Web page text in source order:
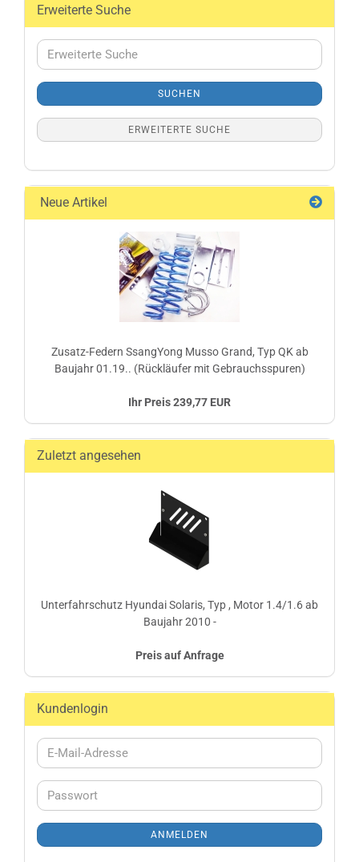
Erweiterte Suche
Erweiterte
Suche
SUCHEN
ERWEITERTE SUCHE
Neue Artikel
Zusatz-Federn SsangYong Musso Grand, Typ QK ab
Baujahr 01.19.. (Rückläufer mit Gebrauchsspuren)
Ihr Preis 239,77 EUR
Zuletzt angesehen
Unterfahrschutz Hyundai Solaris, Typ , Motor 1.4/1.6 ab
Baujahr 2010 -
Preis auf Anfrage
Kundenlogin
E-
Mail-
Passwort
ANMELDEN